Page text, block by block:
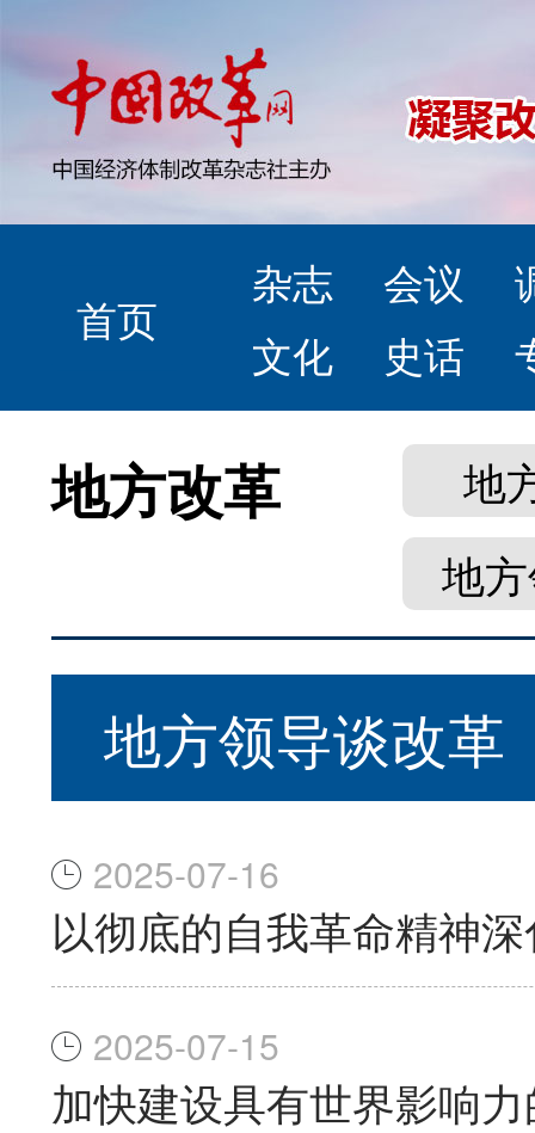
首页
杂志 会议
文化
史话
地方改革
地
地
地方领导谈改革
2025-07-16
以彻底的自我革命精神
2025-07-15
加快建设具有世界影响